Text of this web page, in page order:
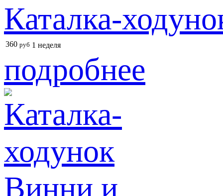
Каталка-
360 руб 1 неделя
подробнее